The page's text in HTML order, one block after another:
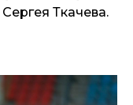
Ткачева.